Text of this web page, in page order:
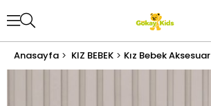
Anasayfa KIZ BEBEK Kız Bebek Aksesuar